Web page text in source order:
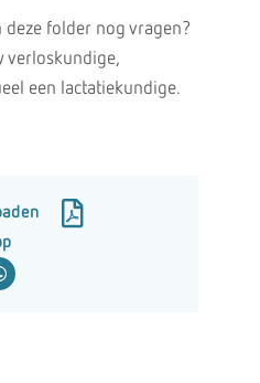
deze folder nog vragen?
verloskundige,
een lactatiekundige.